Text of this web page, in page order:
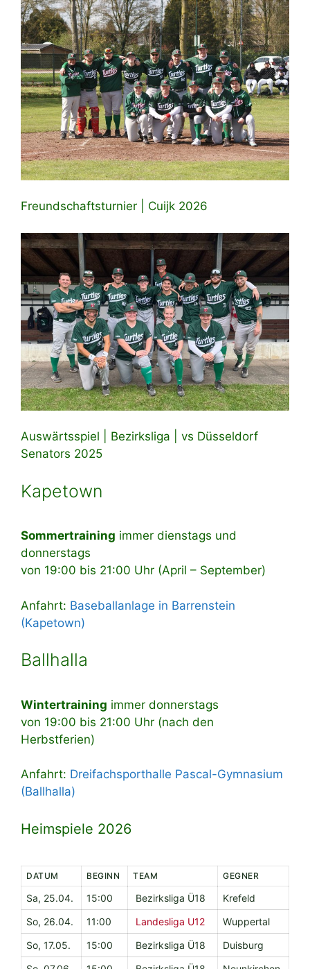
Freundschaftsturnier | Cuijk 2026
Auswärtsspiel | Bezirksliga | vs Düsseldorf
Senators 2025
Kapetown
Sommertraining immer dienstags und
donnerstags
von 19:00 bis 21:00 Uhr (April – September)
Anfahrt: Baseballanlage in Barrenstein
(Kapetown)
Ballhalla
Wintertraining immer donnerstags
von 19:00 bis 21:00 Uhr (nach den
Herbstferien)
Anfahrt: Dreifachsporthalle Pascal-Gymnasium
(Ballhalla)
Heimspiele 2026
DATUM BEGINN TEAM GEGNER
Sa, 25.04. 15:00 Bezirksliga Ü18
Krefeld
So, 26.04.
11:00 Landesliga U12
Wuppertal
So, 17.05.
15:00 Bezirksliga Ü18
Duisburg